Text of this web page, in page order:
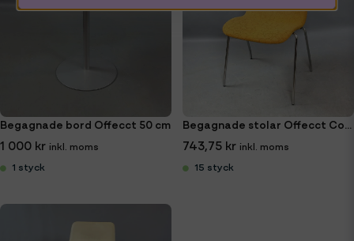
Begagnade bord Offecct 50 cm
1 000 kr
1 styck
Begagnade stolar Offecct Cornflake
743,75 kr
15 styck